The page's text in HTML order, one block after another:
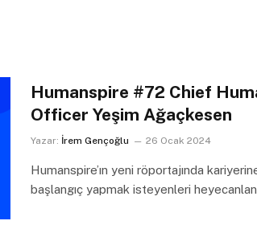
Humanspire #72 Chief
Officer Yeşim Ağaçkesen
Yazar: İrem Gençoğlu 26 Ocak 2024
Humanspire’ın yeni röportajında
başlangıç yapmak isteyenleri